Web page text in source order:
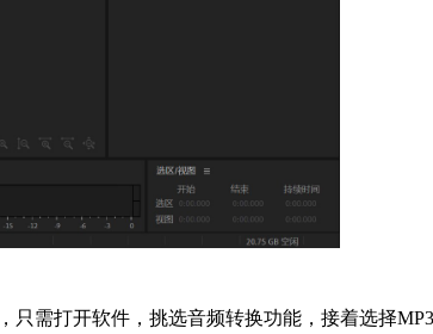
需打开软件，挑选音频转换功能，接着选择